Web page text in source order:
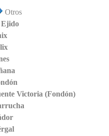
Otros
Victoria (Fondón)